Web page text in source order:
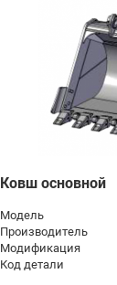
Ковш основной
Модель
Производитель
Модификация
Код детали